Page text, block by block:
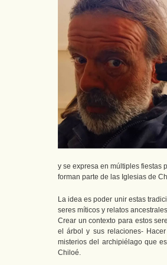
y se expresa en múltiples fiestas
forman parte de las Iglesias de
La idea es poder unir estas
seres míticos y relatos
Crear un contexto para estos
el árbol y sus relaciones-
misterios del archipiélago que
Chiloé.